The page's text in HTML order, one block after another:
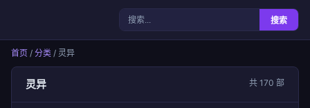
搜索
首页 / 分类 / 灵异
灵异 共 170 部